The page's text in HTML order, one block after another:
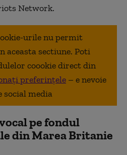
Network.
urile nu permit
aceasta sectiune. Poti
coookie direct din
preferințele – e nevoie
social media
pe fondul
din Marea Britanie